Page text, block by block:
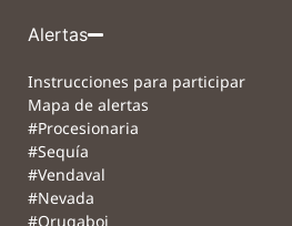
Alertas
Instrucciones para participar
Mapa de alertas
#Procesionaria
#Sequía
#Vendaval
#Nevada
#Orugaboj